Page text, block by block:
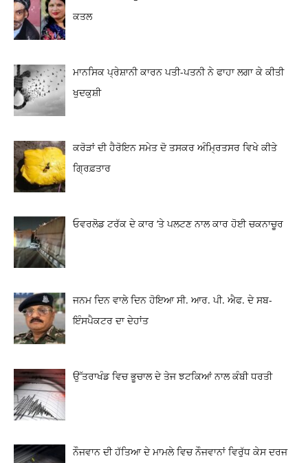
ਕਤਲ
ਮਾਨਸਿਕ ਪ੍ਰੇਸ਼ਾਨੀ ਕਾਰਨ ਪਤੀ-ਪਤਨੀ ਨੇ ਫਾਹਾ ਲਗਾ ਕੇ ਕੀਤੀ
ਖੁਦਕੁਸ਼ੀ
ਕਰੋੜਾਂ ਦੀ ਹੈਰੋਇਨ ਸਮੇਤ ਦੋ ਤਸਕਰ ਅੰਮ੍ਰਿਤਸਰ ਵਿਖੇ ਕੀਤੇ
ਗ੍ਰਿਫ਼ਤਾਰ
ਓਵਰਲੋਡ ਟਰੱਕ ਦੇ ਕਾਰ ‘ਤੇ ਪਲਟਣ ਨਾਲ ਕਾਰ ਹੋਈ ਚਕਨਾਚੂਰ
ਜਨਮ ਦਿਨ ਵਾਲੇ ਦਿਨ ਹੋਇਆ ਸੀ. ਆਰ. ਪੀ. ਐਫ. ਦੇ ਸਬ-
ਇੰਸਪੈਕਟਰ ਦਾ ਦੇਹਾਂਤ
ਉੱਤਰਾਖੰਡ ਵਿਚ ਭੂਚਾਲ ਦੇ ਤੇਜ ਝਟਕਿਆਂ ਨਾਲ ਕੰਬੀ ਧਰਤੀ
ਨੌਜਵਾਨ ਦੀ ਹੱਤਿਆ ਦੇ ਮਾਮਲੇ ਵਿਚ ਨੌਜਵਾਨਾਂ ਵਿਰੁੱਧ ਕੇਸ ਦਰਜ